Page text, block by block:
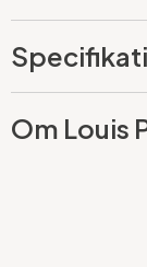
Om Louis